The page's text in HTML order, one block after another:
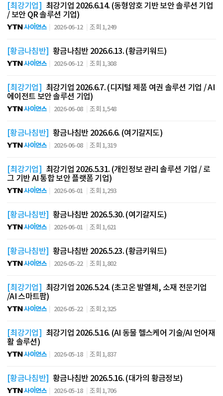
[최강기업] 최강기업 2026.6.14. (동형암호 기반 보안 솔루션 기업
/ 보안 QR 솔루션 기업)
2026-06-12 조회 1,249
[황금나침반] 황금나침반 2026.6.13. (황금키워드)
2026-06-12 조회 1,308
[최강기업] 최강기업 2026.6.7. (디지털 제품 여권 솔루션 기업 / AI
에이전트 보안 솔루션 기업)
2026-06-08 조회 1,548
[황금나침반] 황금나침반 2026.6.6. (여기갈지도)
2026-06-08 조회 1,319
[최강기업] 최강기업 2026.5.31. (개인정보 관리 솔루션 기업 / 로
그 기반 AI 통합 보안 플랫폼 기업)
2026-06-01 조회 1,293
[황금나침반] 황금나침반 2026.5.30. (여기갈지도)
2026-06-01 조회 1,621
[황금나침반] 황금나침반 2026.5.23. (황금키워드)
2026-05-22 조회 1,802
[최강기업] 최강기업 2026.5.24. (초고온 발열체, 소재 전문기업
/AI 스마트팜)
2026-05-22 조회 2,325
[최강기업] 최강기업 2026.5.16. (AI 동물 헬스케어 기술/AI 언어재
활 솔루션)
2026-05-18 조회 1,837
[황금나침반] 황금나침반 2026.5.16. (대가의 황금정보)
2026-05-18 조회 1,706